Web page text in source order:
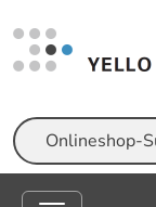
Suche